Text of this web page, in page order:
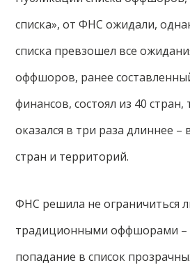
списка», от ФНС ожидали,
списка превзошел все
оффшоров, ранее
финансов, состоял из 40
оказался в три раза длиннее –
стран и территорий.
ФНС решила не ограничиться
традиционными оффшорами –
попадание в список